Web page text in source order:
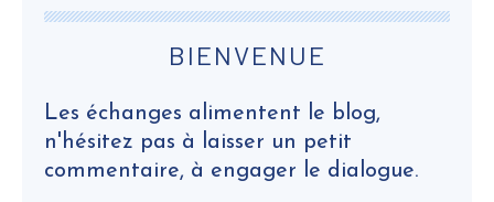
BIENVENUE
Les échanges alimentent le blog,
n'hésitez pas à laisser un petit
commentaire, à engager le dialogue.